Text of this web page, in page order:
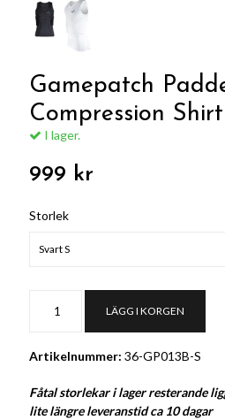
Gamepatch
Compression
I lager.
999 kr
Storlek
Svart S
LÄGG I KORGEN
Artikelnummer: 36-GP013B-S
Fåtal storlekar i lager resterande
lite längre leveranstid ca 10 dagar